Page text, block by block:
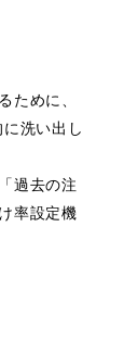
ために、
洗い出し
過去の注
率設定機